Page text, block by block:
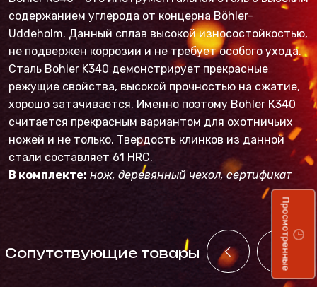
содержанием углерода от концерна Böhler-
Uddeholm. Данный сплав высокой износостойкостью,
не подвержен коррозии и не требует особого ухода.
Сталь Bohler K340 демонстрирует прекрасные
режущие свойства, высокой прочностью на сжатие,
хорошо затачивается. Именно поэтому Bohler К340
считается прекрасным вариантом для охотничьих
ножей и не только. Твердость клинков из данной
стали составляет 61 HRC.
В комплекте: нож, деревянный чехол, сертификат
Cопутствующие товары Просмотренные